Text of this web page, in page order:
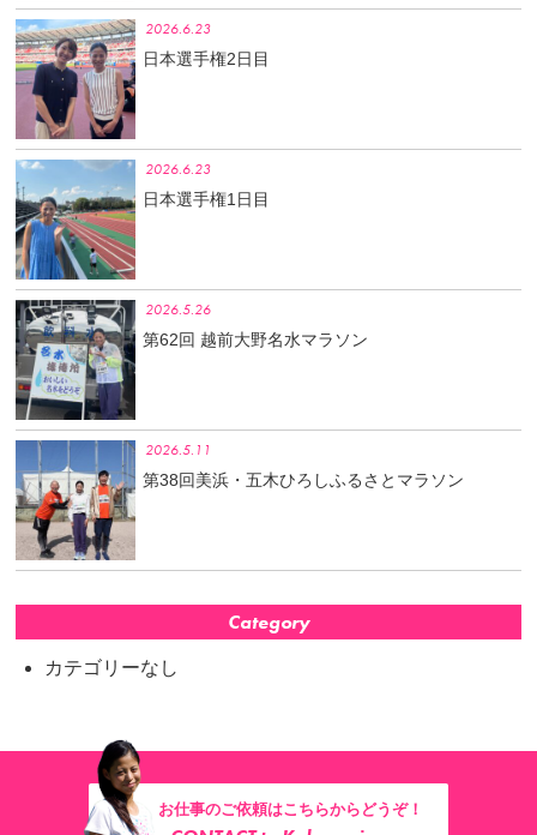
2026.6.23
日本選手権2日目
2026.6.23
日本選手権1日目
2026.5.26
第62回 越前大野名水マラソン
2026.5.11
第38回美浜・五木ひろしふるさとマラソン
Category
カテゴリーなし
お仕事のご依頼はこちらからどうぞ！